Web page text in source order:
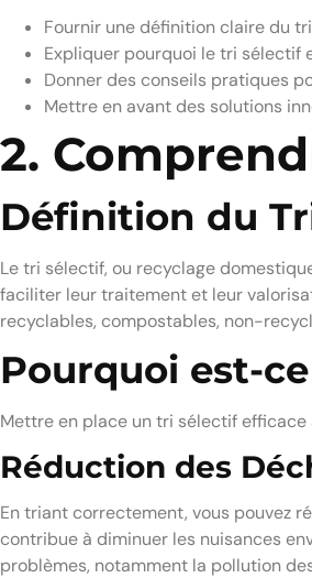
Fournir une définition claire du
Expliquer pourquoi le tri sélectif
Donner des conseils pratiques
Mettre en avant des solutions
2.
Définition du
Le tri sélectif, ou recyclage
faciliter leur traitement et leur
recyclables, compostables, non-
Pourquoi est-
Mettre en place un tri sélectif
Réduction des
En triant correctement, vous pouvez
contribue à diminuer les nuisances
problèmes, notamment la pollution